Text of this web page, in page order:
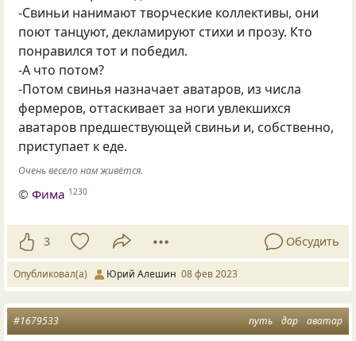
-Свиньи нанимают творческие коллективы, они
поют танцуют, декламируют стихи и прозу. Кто
понравился тот и победил.
-А что потом?
-Потом свинья назначает аватаров, из числа
фермеров, оттаскивает за ноги увлекшихся
аватаров предшествующей свиньи и, собственно,
приступает к еде.
Очень весело нам живётся.
©Фима 1230
3 Обсудить
Опубликовал(а) Юрий Алешин 08 фев 2023
путь дар аватар
#1679533